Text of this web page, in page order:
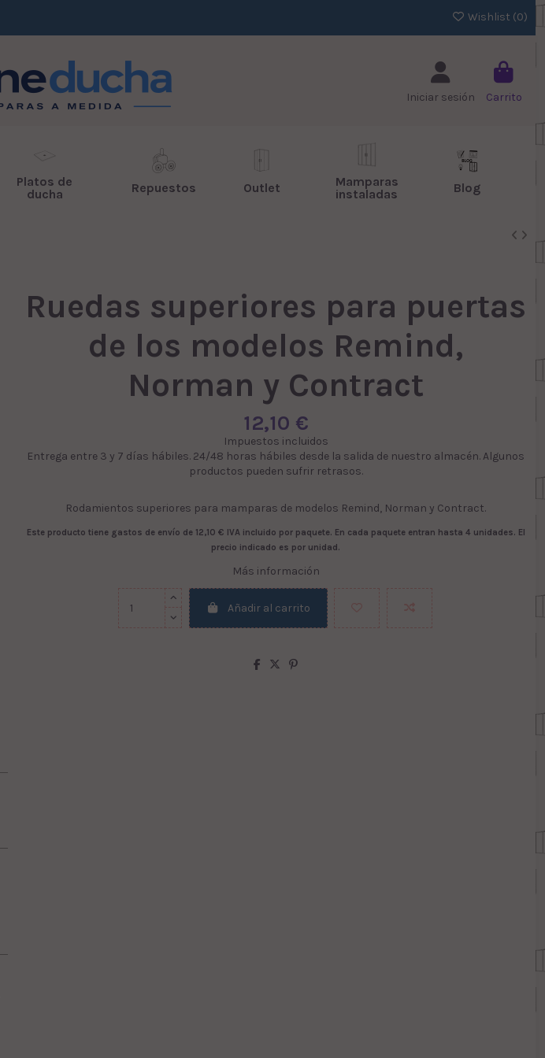
Wishlist (0)
Iniciar sesión Carrito
Platos de
ducha
Repuestos Outlet
Mamparas
instaladas
Blog
Ruedas superiores para puertas
de los modelos Remind,
Norman y Contract
12,10 €
Impuestos incluidos
Entrega entre 3 y 7 días hábiles. 24/48 horas hábiles desde la salida de nuestro almacén. Algunos
productos pueden sufrir retrasos.
Rodamientos superiores para mamparas de modelos Remind, Norman y Contract.
Este producto tiene gastos de envío de 12,10 € IVA incluido por paquete. En cada paquete entran hasta 4 unidades. El
precio indicado es por unidad.
Más información
Añadir al carrito